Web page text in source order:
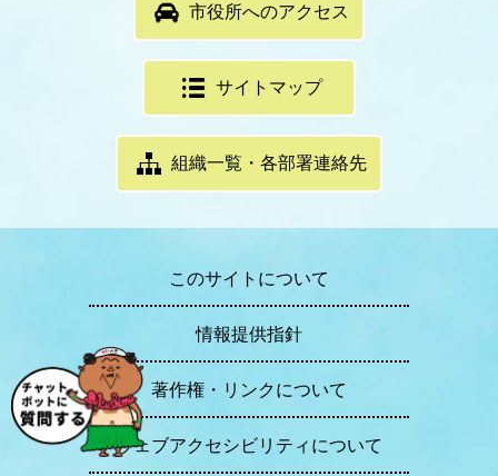
市役所へのアクセス
サイトマップ
組織一覧・各部署連絡先
このサイトについて
情報提供指針
著作権・リンクについて
ウェブアクセシビリティについて